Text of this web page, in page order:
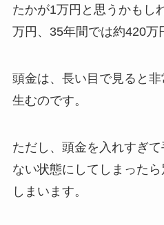
たかが1万円と思うかもし
万円、35年間では約420万
頭金は、長い目で見ると
生むのです。
ただし、頭金を入れすぎ
ない状態にしてしまった
しまいます。